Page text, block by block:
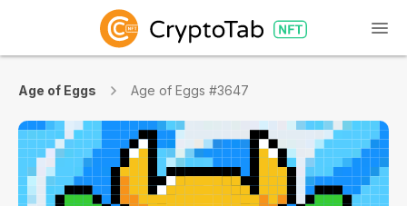
Age of Eggs Age of Eggs #3647